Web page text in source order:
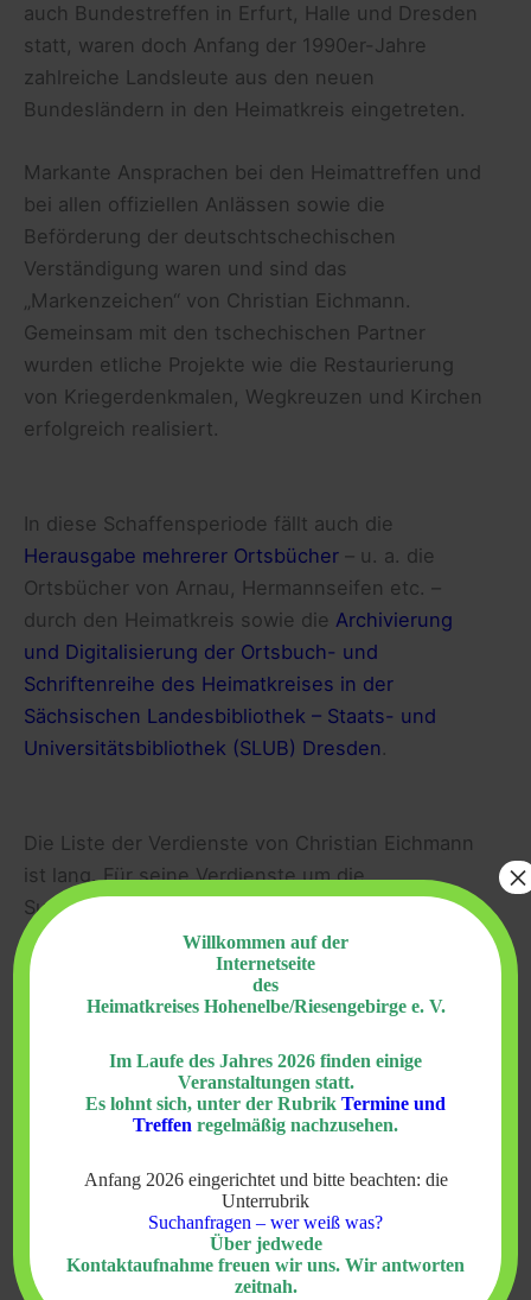
auch Bundestreffen in Erfurt, Halle und Dresden
statt, waren doch Anfang der 1990er-Jahre
zahlreiche Landsleute aus den neuen
Bundesländern in den Heimatkreis eingetreten.
Markante Ansprachen bei den Heimattreffen und
bei allen offiziellen Anlässen sowie die
Beförderung der deutschtschechischen
Verständigung waren und sind das
„Markenzeichen“ von Christian Eichmann.
Gemeinsam mit den tschechischen Partner
wurden etliche Projekte wie die Restaurierung
von Kriegerdenkmalen, Wegkreuzen und Kirchen
erfolgreich realisiert.
In diese Schaffensperiode fällt auch die
Herausgabe mehrerer Ortsbücher – u. a. die
Ortsbücher von Arnau, Hermannseifen etc. –
durch den Heimatkreis sowie die Archivierung
und Digitalisierung der Ortsbuch- und
Schriftenreihe des Heimatkreises in der
Sächsischen Landesbibliothek – Staats- und
Universitätsbibliothek (SLUB) Dresden .
Die Liste der Verdienste von Christian Eichmann
ist lang. Für seine Verdienste um die
Sudetendeutsche Volksgruppe und für seine
erfolgreiche Arbeit im Heimatkreis Hohenelbe
wurde er im Rahmen der Jahrestagung des
Sudetendeutschen Heimatrates am 29. Oktober
Volksgruppe Bernd Posselt mit der Rudolf-
Lodgmann-Plakette und Urkunde ausgezeichnet.
Die Plakette ist die höchste Auszeichnung, die
vergeben wird. Der Heimatkreis hat sein
herausragendes Engagement mit den
Ehrennadeln in Silber und Gold gewürdigt.
Willkommen auf der
Internetseite
des
Heimatkreises Hohenelbe/Riesengebirge e. V.
Im Laufe des Jahres 2026 finden einige
Veranstaltungen statt.
Es lohnt sich, unter der Rubrik Termine und
Treffen regelmäßig nachzusehen.
Anfang 2026 eingerichtet und bitte beachten: die
Unterrubrik
Suchanfragen – wer weiß was?
Über jedwede
Kontaktaufnahme freuen wir uns. Wir antworten
zeitnah.
×